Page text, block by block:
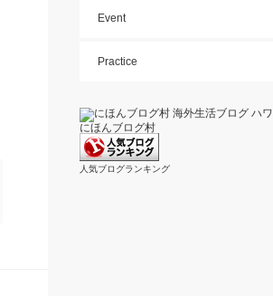
Event
Practice
にほんブログ村
人気ブログランキング